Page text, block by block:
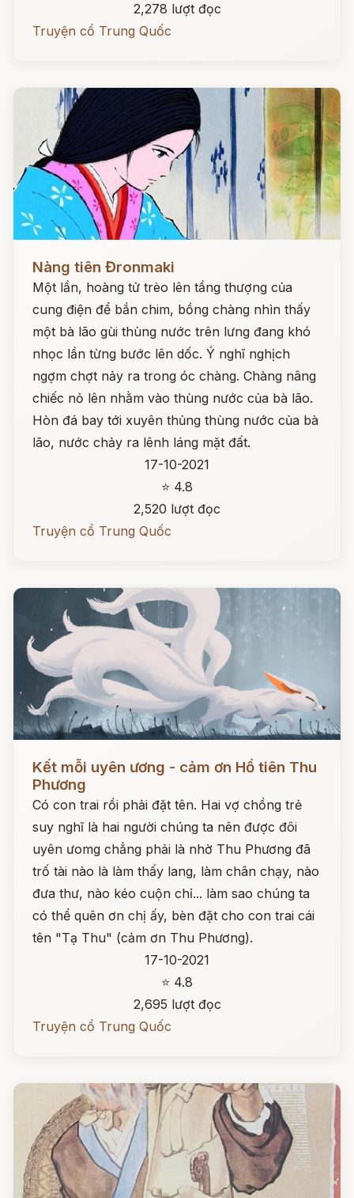
2,278 lượt đọc
Truyện cổ Trung Quốc
Nàng tiên Đronmaki
Một lần, hoàng tử trèo lên tầng thượng của
cung điện để bắn chim, bồng chàng nhìn thấy
một bà lão gùi thùng nước trên lưng đang khó
nhọc lần từng bước lên dốc. Ý nghĩ nghịch
ngợm chợt nảy ra trong óc chàng. Chàng nâng
chiếc nỏ lên nhằm vào thùng nước của bà lão.
Hòn đá bay tới xuyên thủng thùng nước của bà
lão, nước chảy ra lênh láng mặt đất.
17-10-2021
⭐ 4.8
2,520 lượt đọc
Truyện cổ Trung Quốc
Đọc ngay
Kết mỗi uyên ương - cảm ơn Hồ tiên Thu
Phương
Có con trai rồi phải đặt tên. Hai vợ chồng trẻ
suy nghĩ là hai người chúng ta nên được đôi
uyên ưomg chẳng phải là nhờ Thu Phương đã
trố tài nào là làm thấy lang, làm chân chạy, nào
đưa thư, nào kéo cuộn chỉ... làm sao chúng ta
có thể quên ơn chị ấy, bèn đặt cho con trai cái
tên "Tạ Thu" (cảm ơn Thu Phương).
17-10-2021
⭐ 4.8
2,695 lượt đọc
Truyện cổ Trung Quốc